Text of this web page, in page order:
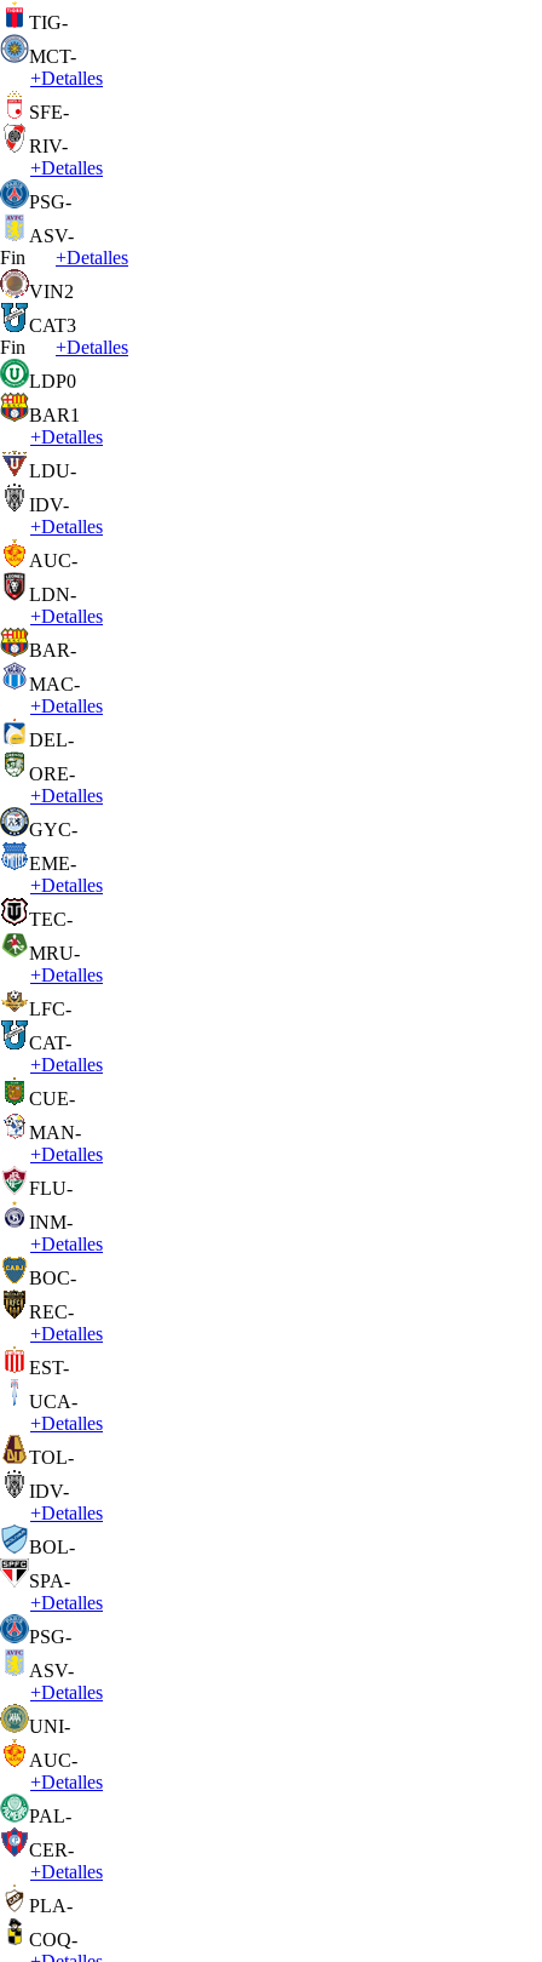
TIG-
MCT-
+Detalles
SFE-
RIV-
+Detalles
PSG-
ASV-
Fin
+Detalles
VIN2
CAT3
Fin
+Detalles
LDP0
BAR1
+Detalles
LDU-
IDV-
+Detalles
AUC-
LDN-
+Detalles
BAR-
MAC-
+Detalles
DEL-
ORE-
+Detalles
GYC-
EME-
+Detalles
TEC-
MRU-
+Detalles
LFC-
CAT-
+Detalles
CUE-
MAN-
+Detalles
FLU-
INM-
+Detalles
BOC-
REC-
+Detalles
EST-
UCA-
+Detalles
TOL-
IDV-
+Detalles
BOL-
SPA-
+Detalles
PSG-
ASV-
+Detalles
UNI-
AUC-
+Detalles
PAL-
CER-
+Detalles
PLA-
COQ-